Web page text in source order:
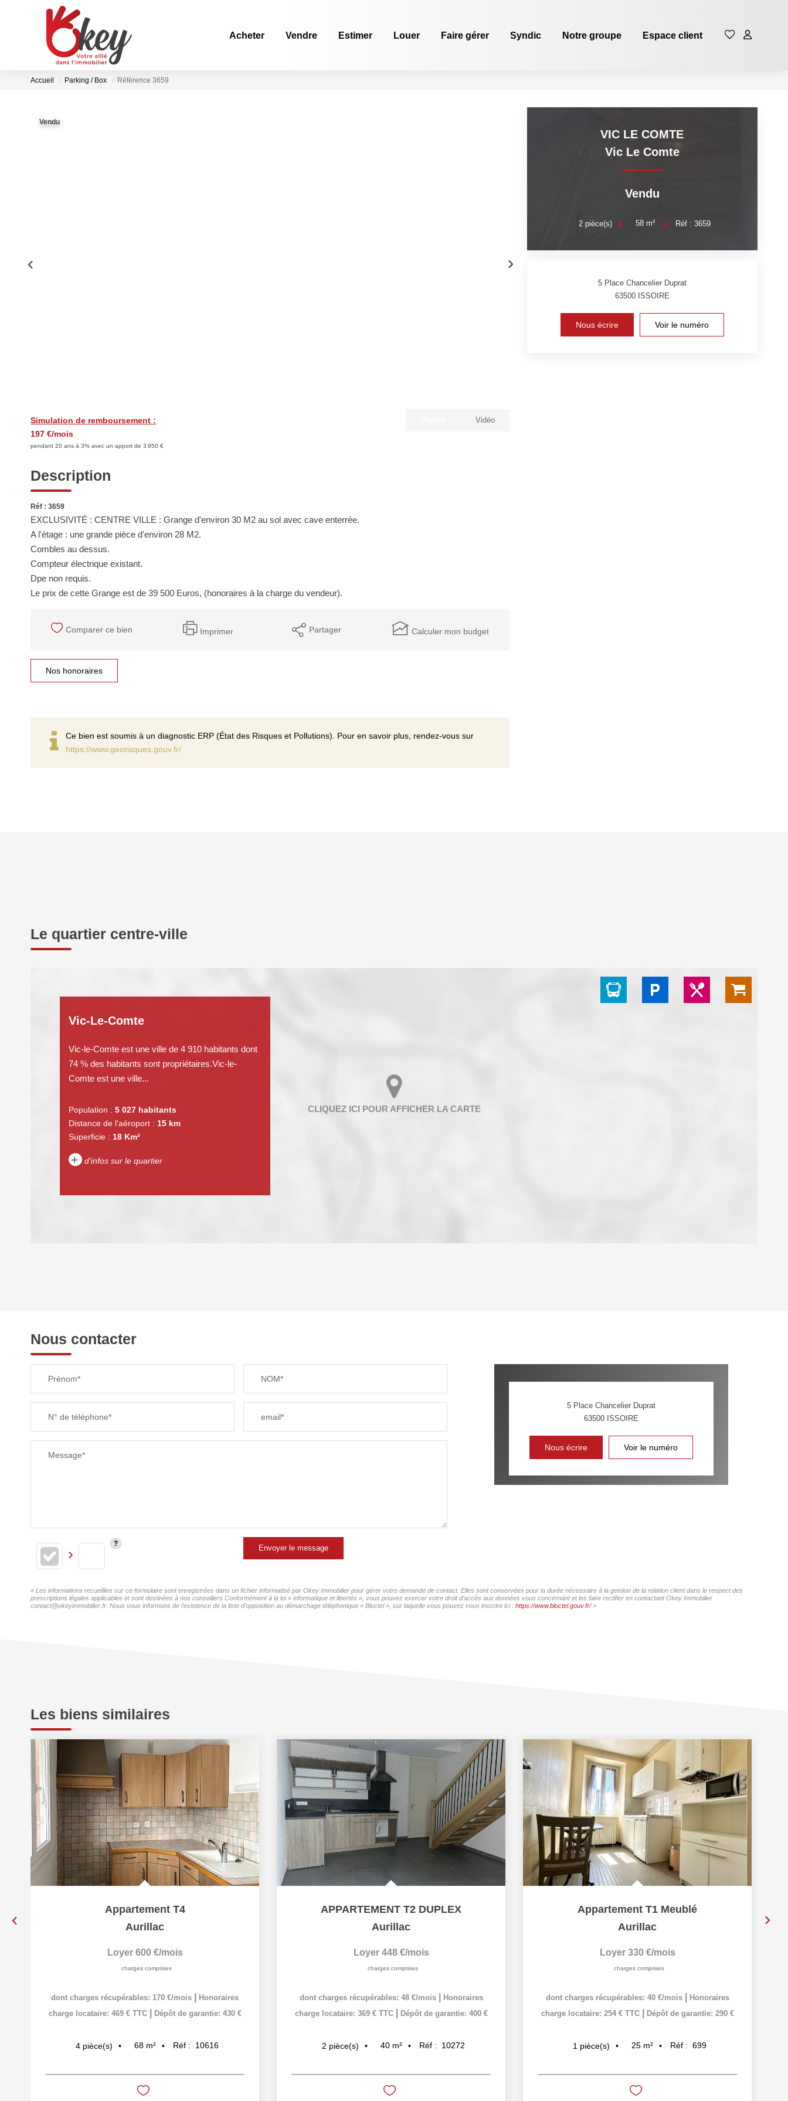
Acheter Vendre Estimer Louer Faire gérer Syndic Notre groupe Espace client
Accueil Parking / Box Référence 3659
Vendu
Simulation de remboursement :
197 €/mois
pendant 20 ans à 3% avec un apport de 3 950 €
Vidéo
Description
Réf : 3659
EXCLUSIVITÉ : CENTRE VILLE : Grange d'environ 30 M2 au sol avec cave enterrée.
A l'étage : une grande pièce d'environ 28 M2.
Combles au dessus.
Compteur électrique existant.
Dpe non requis.
Le prix de cette Grange est de 39 500 Euros, (honoraires à la charge du vendeur).
Comparer ce bien Imprimer Partager Calculer mon budget
Nos honoraires
Ce bien est soumis à un diagnostic ERP (État des Risques et Pollutions). Pour en savoir plus, rendez-vous sur
https://www.georisques.gouv.fr/
VIC LE COMTE
Vic Le Comte
Vendu
2 pièce(s) 58 m² Réf : 3659
5 Place Chancelier Duprat
63500 ISSOIRE
Nous écrire Voir le numéro
Le quartier centre-ville
Vic-Le-Comte
Vic-le-Comte est une ville de 4 910 habitants dont
74 % des habitants sont propriétaires.Vic-le-
Comte est une ville...
Population : 5 027 habitants
Distance de l'aéroport : 15 km
Superficie : 18 Km²
+ d'infos sur le quartier
TAXE FONCIÈRE
RESTAURANTS ET CAFÉS COMMERCES MÉDECINS
Nous contacter
Prénom* NOM*
N° de téléphone* email*
Message*
Envoyer le message
5 Place Chancelier Duprat
63500 ISSOIRE
Nous écrire Voir le numéro
« Les informations recueillies sur ce formulaire sont enregistrées dans un fichier informatisé par Okey Immobilier pour gérer votre demande de contact. Elles sont conservées pour la durée nécessaire à la gestion de la relation client dans le respect des
prescriptions légales applicables et sont destinées à nos conseillers Conformément à la loi « informatique et libertés », vous pouvez exercer votre droit d'accès aux données vous concernant et les faire rectifier en contactant Okey Immobilier
contact@okeyimmobilier.fr. Nous vous informons de l'existence de la liste d'opposition au démarchage téléphonique « Bloctel », sur laquelle vous pouvez vous inscrire ici : https://www.bloctel.gouv.fr/»
Les biens similaires
Appartement T4
Aurillac
Loyer 600 €/mois
charges comprises
dont charges récupérables: 170 €/mois
Honoraires
charge locataire: 469 € TTC
Dépôt de garantie: 430 €
4 pièce(s) 68 m² Réf : 10616
APPARTEMENT T2 DUPLEX
Aurillac
Loyer 448 €/mois
charges comprises
dont charges récupérables: 48 €/mois
Honoraires
charge locataire: 369 € TTC
Dépôt de garantie: 400 €
2 pièce(s) 40 m² Réf : 10272
Appartement T1 Meublé
Aurillac
Loyer 330 €/mois
charges comprises
dont charges récupérables: 40 €/mois
Honoraires
charge locataire: 254 € TTC
Dépôt de garantie: 290 €
1 pièce(s) 25 m² Réf : 699